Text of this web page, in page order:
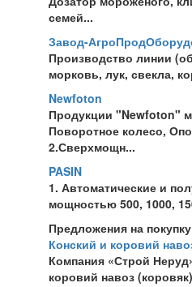
семей...
Завод-
Производство линии
морковь, лук, свекла,
Newfoton
Продукции "Newfoton"
Поворотное колесо,
2.Сверхмощн...
PASIN
1. Автоматические и
мощностью 500, 1000,
Предложения на
Конский и коровий
Компания «Строй
коровий навоз